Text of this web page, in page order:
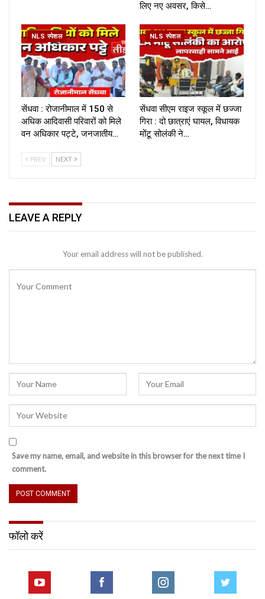
लिए नए अवसर, किसे…
NLS स्पेशल
सेंधवा : रोजानीमाल में 150 से
अधिक आदिवासी परिवारों को मिले
वन अधिकार पट्टे, जनजातीय…
NLS स्पेशल
सेंधवा सीएम राइज स्कूल में छज्जा
गिरा : दो छात्राएं घायल, विधायक
मोंटू सोलंकी ने…
PREV NEXT
LEAVE A REPLY
Your email address will not be published.
Save my name, email, and website in this browser for the next time I
comment.
फॉलो करें